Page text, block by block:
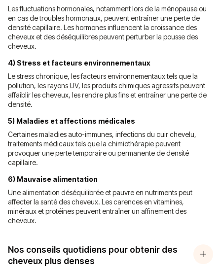
Les fluctuations hormonales, notamment lors de la ménopause ou
en cas de troubles hormonaux, peuvent entraîner une perte de
densité capillaire. Les hormones influencent la croissance des
cheveux et des déséquilibres peuvent perturber la pousse des
cheveux.
4) Stress et facteurs environnementaux
Le stress chronique, les facteurs environnementaux tels que la
pollution, les rayons UV, les produits chimiques agressifs peuvent
affaiblir les cheveux, les rendre plus fins et entraîner une perte de
densité.
5) Maladies et affections médicales
Certaines maladies auto-immunes, infections du cuir chevelu,
traitements médicaux tels que la chimiothérapie peuvent
provoquer une perte temporaire ou permanente de densité
capillaire.
6) Mauvaise alimentation
Une alimentation déséquilibrée et pauvre en nutriments peut
affecter la santé des cheveux. Les carences en vitamines,
minéraux et protéines peuvent entraîner un affinement des
cheveux.
Nos conseils quotidiens pour obtenir des
cheveux plus denses